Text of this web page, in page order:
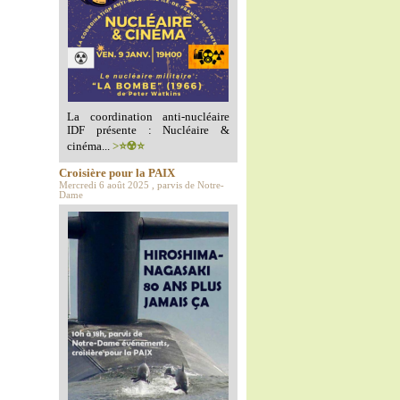
La coordination anti-nucléaire
IDF présente : Nucléaire &
cinéma... >⭐️☢️⭐️
Croisière pour la PAIX
Mercredi 6 août 2025 , parvis de Notre-
Dame